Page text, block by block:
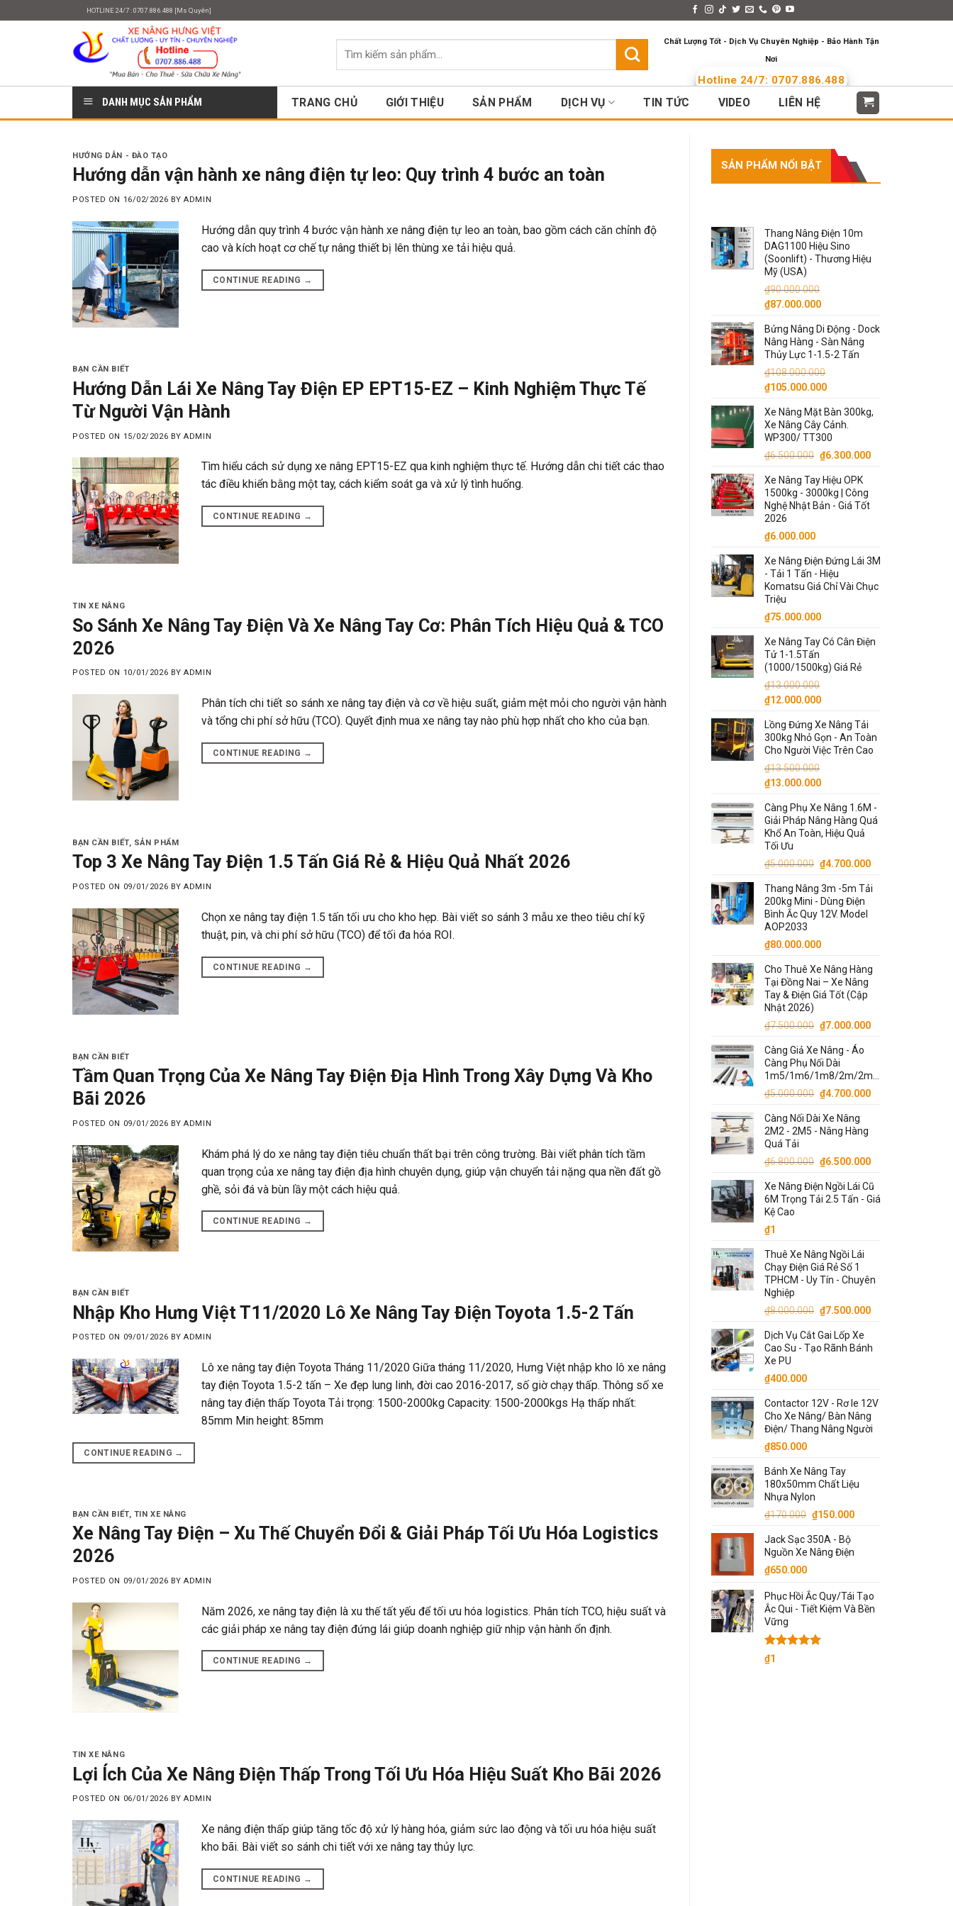
HOTLINE 24/7 : 0707.886.488 [Ms Quyên]
Tìm
Chất Lượng Tốt - Dịch Vụ Chuyên Nghiệp - Bảo Hành Tận
Nơi
Hotline 24/7: 0707.886.488
DANH MỤC SẢN PHẨM
TRANG CHỦ GIỚI THIỆU SẢN PHẨM DỊCH VỤ TIN TỨC VIDEO LIÊN HỆ
HƯỚNG DẪN - ĐÀO TẠO
Hướng dẫn vận hành xe nâng điện tự leo: Quy trình 4 bước an toàn
POSTED ON 16/02/2026 BYADMIN
Hướng dẫn quy trình 4 bước vận hành xe nâng điện tự leo an toàn, bao gồm cách căn chỉnh độ
cao và kích hoạt cơ chế tự nâng thiết bị lên thùng xe tải hiệu quả.
CONTINUE READING →
BẠN CẦN BIẾT
Hướng Dẫn Lái Xe Nâng Tay Điện EP EPT15-EZ – Kinh Nghiệm Thực Tế
Từ Người Vận Hành
POSTED ON 15/02/2026 BYADMIN
Tìm hiểu cách sử dụng xe nâng EPT15-EZ qua kinh nghiệm thực tế. Hướng dẫn chi tiết các thao
tác điều khiển bằng một tay, cách kiểm soát ga và xử lý tình huống.
CONTINUE READING →
TIN XE NÂNG
So Sánh Xe Nâng Tay Điện Và Xe Nâng Tay Cơ: Phân Tích Hiệu Quả & TCO
2026
POSTED ON 10/01/2026 BYADMIN
Phân tích chi tiết so sánh xe nâng tay điện và cơ về hiệu suất, giảm mệt mỏi cho người vận hành
và tổng chi phí sở hữu (TCO). Quyết định mua xe nâng tay nào phù hợp nhất cho kho của bạn.
CONTINUE READING →
BẠN CẦN BIẾT, SẢN PHẨM
Top 3 Xe Nâng Tay Điện 1.5 Tấn Giá Rẻ & Hiệu Quả Nhất 2026
POSTED ON 09/01/2026 BYADMIN
Chọn xe nâng tay điện 1.5 tấn tối ưu cho kho hẹp. Bài viết so sánh 3 mẫu xe theo tiêu chí kỹ
thuật, pin, và chi phí sở hữu (TCO) để tối đa hóa ROI.
CONTINUE READING →
BẠN CẦN BIẾT
Tầm Quan Trọng Của Xe Nâng Tay Điện Địa Hình Trong Xây Dựng Và Kho
Bãi 2026
POSTED ON 09/01/2026 BYADMIN
Khám phá lý do xe nâng tay điện tiêu chuẩn thất bại trên công trường. Bài viết phân tích tầm
quan trọng của xe nâng tay điện địa hình chuyên dụng, giúp vận chuyển tải nặng qua nền đất gồ
ghề, sỏi đá và bùn lầy một cách hiệu quả.
CONTINUE READING →
BẠN CẦN BIẾT
Nhập Kho Hưng Việt T11/2020 Lô Xe Nâng Tay Điện Toyota 1.5-2 Tấn
POSTED ON 09/01/2026 BYADMIN
Lô xe nâng tay điện Toyota Tháng 11/2020 Giữa tháng 11/2020, Hưng Việt nhập kho lô xe nâng
tay điện Toyota 1.5-2 tấn – Xe đẹp lung linh, đời cao 2016-2017, số giờ chạy thấp. Thông số xe
nâng tay điện thấp Toyota Tải trọng: 1500-2000kg Capacity: 1500-2000kgs Hạ thấp nhất:
85mm Min height: 85mm
CONTINUE READING →
BẠN CẦN BIẾT, TIN XE NÂNG
Xe Nâng Tay Điện – Xu Thế Chuyển Đổi & Giải Pháp Tối Ưu Hóa Logistics
2026
POSTED ON 09/01/2026 BYADMIN
Năm 2026, xe nâng tay điện là xu thế tất yếu để tối ưu hóa logistics. Phân tích TCO, hiệu suất và
các giải pháp xe nâng tay điện đứng lái giúp doanh nghiệp giữ nhịp vận hành ổn định.
CONTINUE READING →
TIN XE NÂNG
Lợi Ích Của Xe Nâng Điện Thấp Trong Tối Ưu Hóa Hiệu Suất Kho Bãi 2026
POSTED ON 06/01/2026 BYADMIN
Xe nâng điện thấp giúp tăng tốc độ xử lý hàng hóa, giảm sức lao động và tối ưu hóa hiệu suất
kho bãi. Bài viết so sánh chi tiết với xe nâng tay thủy lực.
CONTINUE READING →
SẢN PHẨM NỔI BẬT
Thang Nâng Điện 10m
DAG1100 Hiệu Sino
(Soonlift) - Thương Hiệu
Mỹ (USA)
₫90.000.000
Giá
là:
₫90.000.000.
₫87.000.000Giá
tại
là:
₫87.000.000.
Bửng Nâng Di Động - Dock
Nâng Hàng - Sàn Nâng
Thủy Lực 1-1.5-2 Tấn
₫108.000.000
Giá
là:
₫108.000.000.
₫105.000.000Giá
tại
là:
₫105.000.000.
Xe Nâng Mặt Bàn 300kg,
Xe Nâng Cây Cảnh.
WP300/ TT300
₫6.500.000 Giá
là:
₫6.500.000.
₫6.300.000Giá
Xe Nâng Tay Hiệu OPK
1500kg - 3000kg | Công
Nghệ Nhật Bản - Giá Tốt
2026
₫6.000.000
Xe Nâng Điện Đứng Lái 3M
- Tải 1 Tấn - Hiệu
Komatsu Giá Chỉ Vài Chục
Triệu
₫75.000.000
Xe Nâng Tay Có Cân Điện
Tử 1-1.5Tấn
(1000/1500kg) Giá Rẻ
₫13.000.000
Giá
là:
₫13.000.000.
₫12.000.000Giá
tại
là:
₫12.000.000.
Lồng Đứng Xe Nâng Tải
300kg Nhỏ Gọn - An Toàn
Cho Người Việc Trên Cao
₫13.500.000
Giá
là:
₫13.500.000.
₫13.000.000Giá
tại
là:
₫13.000.000.
Càng Phụ Xe Nâng 1.6M -
Giải Pháp Nâng Hàng Quá
Khổ An Toàn, Hiệu Quả
Tối Ưu
₫5.000.000 Giá
là:
₫5.000.000.
₫4.700.000Giá
tại
Thang Nâng 3m -5m Tải
200kg Mini - Dùng Điện
Bình Ắc Quy 12V. Model
AOP2033
₫80.000.000
Cho Thuê Xe Nâng Hàng
Tại Đồng Nai – Xe Nâng
Tay & Điện Giá Tốt (Cập
Nhật 2026)
₫7.500.000 Giá
là:
₫7.500.000.
₫7.000.000Giá
₫7.000.000.
Càng Giả Xe Nâng - Áo
Càng Phụ Nối Dài
1m5/1m6/1m8/2m/2m2/2m5/3m
₫5.000.000 Giá
là:
₫5.000.000.
₫4.700.000Giá
Càng Nối Dài Xe Nâng
2M2 - 2M5 - Nâng Hàng
Quá Tải
₫6.800.000 Giá
là:
₫6.800.000.
₫6.500.000Giá
tại
là:
Xe Nâng Điện Ngồi Lái Cũ
6M Trọng Tải 2.5 Tấn - Giá
Kệ Cao
₫1
Thuê Xe Nâng Ngồi Lái
Chạy Điện Giá Rẻ Số 1
TPHCM - Uy Tín - Chuyên
Nghiệp
₫8.000.000 Giá
là:
₫8.000.000.
₫7.500.000Giá
là:
Dịch Vụ Cắt Gai Lốp Xe
Cao Su - Tạo Rãnh Bánh
Xe PU
₫400.000
Contactor 12V - Rơ le 12V
Cho Xe Nâng/ Bàn Nâng
Điện/ Thang Nâng Người
₫850.000
Bánh Xe Nâng Tay
180x50mm Chất Liệu
Nhựa Nylon
₫170.000 Giá
là:
₫170.000.
₫150.000Giá
Jack Sạc 350A - Bộ
Nguồn Xe Nâng Điện
₫650.000
Phục Hồi Ắc Quy/Tái Tạo
Ắc Qui - Tiết Kiệm Và Bền
Vững
Được xếp
hạng
₫1